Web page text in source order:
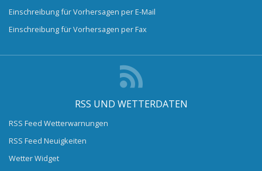
Einschreibung für Vorhersagen per E-Mail
Einschreibung für Vorhersagen per Fax
RSS UND WETTERDATEN
RSS Feed Wetterwarnungen
RSS Feed Neuigkeiten
Wetter Widget